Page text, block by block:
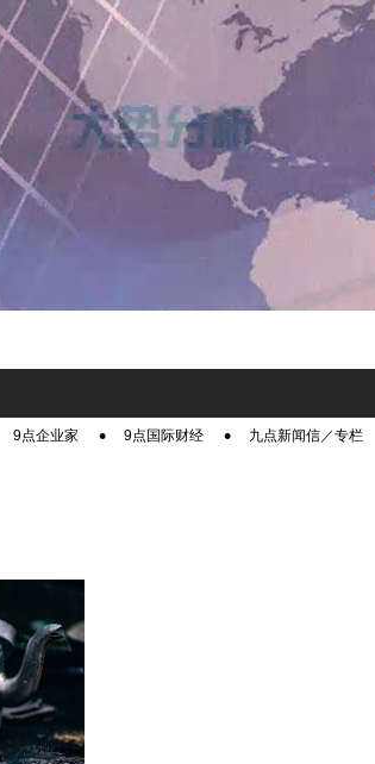
9点企业家 9点国际财经 九点新闻信／专栏